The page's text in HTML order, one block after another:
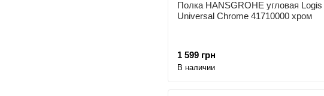
Полка HANSGROHE угловая Logis
Universal Chrome 41710000 хром
1 599 грн
В наличии